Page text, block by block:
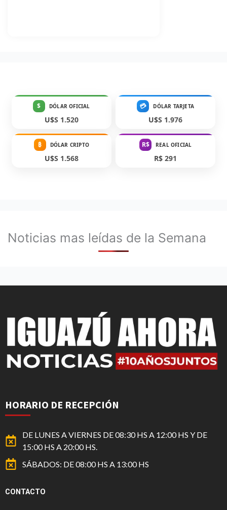
$ DÓLAR OFICIAL
U$S 1.520
💳 DÓLAR TARJETA
U$S 1.976
₿ DÓLAR CRIPTO
U$S 1.568
R$ REAL OFICIAL
R$ 291
Noticias mas leídas de la Semana
HORARIO DE RECEPCIÓN
DE LUNES A VIERNES DE 08:30 HS A 12:00 HS Y DE
15:00 HS A 20:00 HS.
SÁBADOS: DE 08:00 HS A 13:00 HS
CONTACTO